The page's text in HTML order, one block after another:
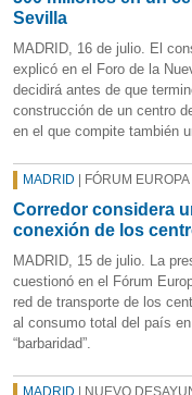
Sevilla
MADRID, 16 de julio. El
explicó en el Foro de la
decidirá antes de que
construcción de un centro
en el que compite también
MADRID | FÓRUM
Corredor considera
conexión de los
MADRID, 15 de julio. La
cuestionó en el Fórum
red de transporte de los
al consumo total del país
“barbaridad”.
MADRID | NUEVO